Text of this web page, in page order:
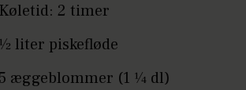
Køletid: 2 timer
1⁄2 liter piskefløde
5 æggeblommer (1 1⁄4 dl)